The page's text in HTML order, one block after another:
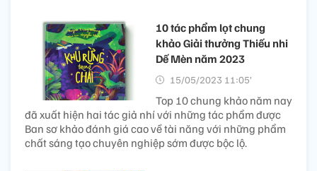
10 tác phẩm lọt chung
khảo Giải thưởng Thiếu nhi
Dế Mèn năm 2023
15/05/2023 11:05’
Top 10 chung khảo năm nay
đã xuất hiện hai tác giả nhí với những tác phẩm được
Ban sơ khảo đánh giá cao về tài năng với những phẩm
chất sáng tạo chuyên nghiệp sớm được bộc lộ.